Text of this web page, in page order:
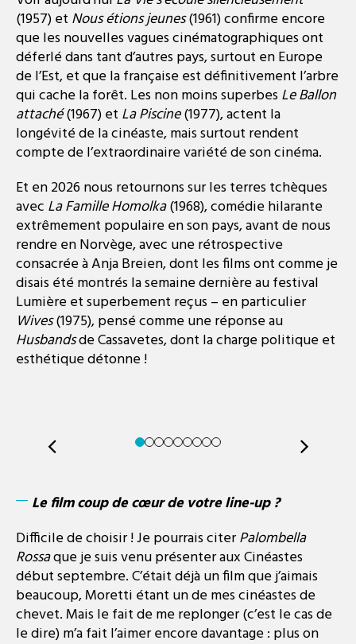
(1957) et Nous étions jeunes(1961) confirme encore
que les nouvelles vagues cinématographiques ont
déferlé dans tant d’autres pays, surtout en Europe
de l’Est, et que la française est définitivement l’arbre
qui cache la forêt. Les non moins superbes Le Ballon
attaché(1967) et La Piscine(1977), actent la
longévité de la cinéaste, mais surtout rendent
compte de l’extraordinaire variété de son cinéma.
Et en 2026 nous retournons sur les terres tchèques
avec La Famille Homolka(1968), comédie hilarante
extrêmement populaire en son pays, avant de nous
rendre en Norvège, avec une rétrospective
consacrée à Anja Breien, dont les films ont comme je
disais été montrés la semaine dernière au festival
Lumière et superbement reçus – en particulier
Wives(1975), pensé comme une réponse au
Husbandsde Cassavetes, dont la charge politique et
esthétique détonne !
Le film coup de cœur de votre line-up ?
Difficile de choisir ! Je pourrais citerPalombella
Rossaque je suis venu présenter aux Cinéastes
début septembre. C’était déjà un film que j’aimais
beaucoup, Moretti étant un de mes cinéastes de
chevet. Mais le fait de me replonger (c’est le cas de
le dire) m’a fait l’aimer encore davantage : plus on